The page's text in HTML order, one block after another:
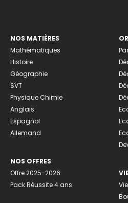
NOS MATIÈRES
Mathématiques
Histoire
Géographie
SVT
Physique Chimie
Anglais
Espagnol
Allemand
NOS OFFRES
Offre 2025-2026
Pack Réussite 4 ans